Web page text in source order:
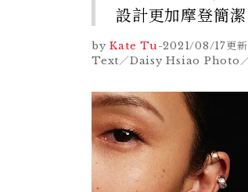
設計更加摩登簡潔
by Kate Tu-2021/08/17更新
Text／Daisy Hsiao Photo